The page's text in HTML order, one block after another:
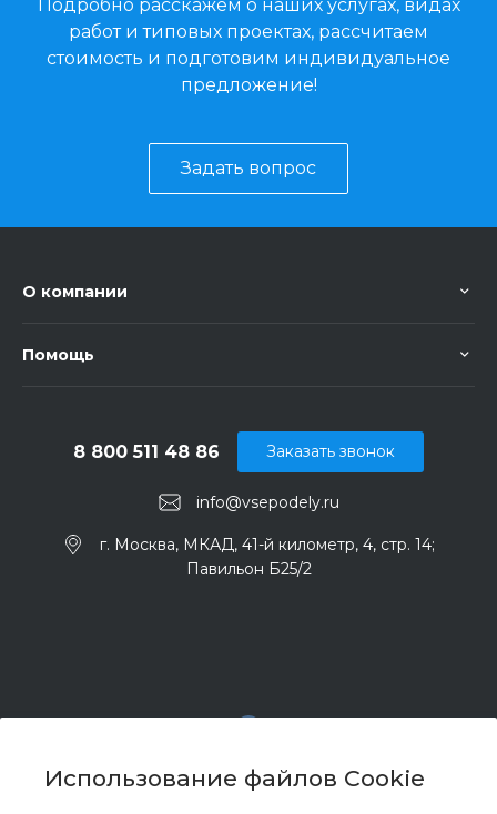
Использование файлов Cookie
Подробно расскажем о наших услугах, видах
работ и типовых проектах, рассчитаем
стоимость и подготовим индивидуальное
предложение!
Задать вопрос
О компании
Помощь
info@vsepodely.ru
8 800 511 48 86
г. Москва, МКАД, 41-й километр, 4, стр. 14;
Павильон Б25/2
Заказать звонок